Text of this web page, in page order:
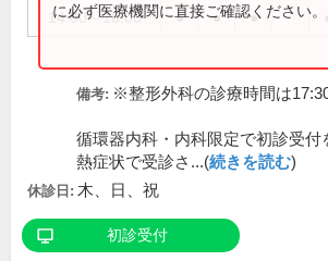
14:00～18:00 ● ● ●
に必ず医療機関に直接ご確認ください。
備考: ※整形外科の診療時間は
循環器内科・内科限定で初診受付
熱症状で受診さ...(続きを読む)
休診日: 木、日、祝
初診受付